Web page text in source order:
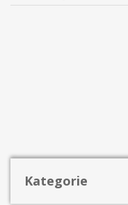
Kategorie